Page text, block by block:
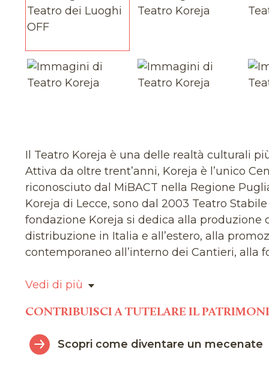
Il Teatro Koreja è una delle realtà culturali
Attiva da oltre trent’anni, Koreja è l’unico
riconosciuto dal MiBACT nella Regione
Koreja di Lecce, sono dal 2003 Teatro
fondazione Koreja si dedica alla produzione
distribuzione in Italia e all’estero, alla
contemporaneo all’interno dei Cantieri, alla
costituisce nel 1985 ad Aradeo con il nome
circolare" che a sua volta deriva dal greco
presente in uno degli scritti di Jerzy
precisamente tre in uno: danza, musica,
Vedi di più
CONTRIBUISCI A TUTELARE IL
Scopri come diventare un mecenate